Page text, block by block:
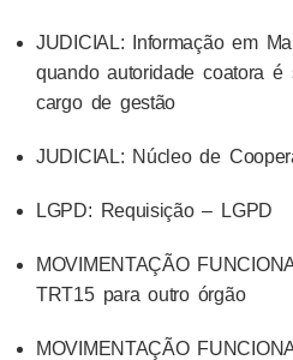
JUDICIAL: Informação em
quando autoridade coatora é
cargo de gestão
JUDICIAL: Núcleo de
LGPD: Requisição – LGPD
MOVIMENTAÇÃO
TRT15 para outro órgão
MOVIMENTAÇÃO